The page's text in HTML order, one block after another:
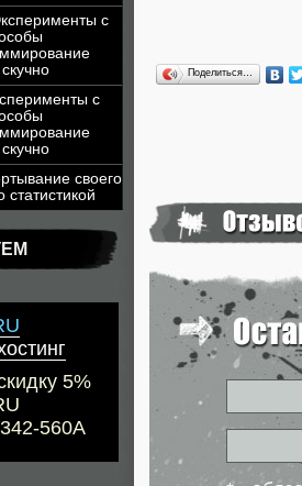
с
с
своего
статистикой
5%
560A
Поделиться…